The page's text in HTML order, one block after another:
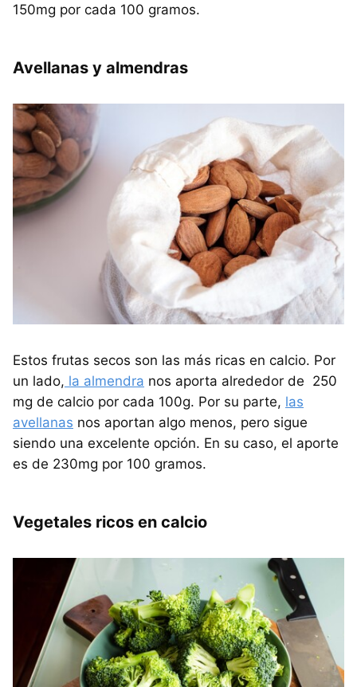
150mg por cada 100 gramos.
Avellanas y almendras
Estos frutas secos son las más ricas en calcio. Por
un lado, la almendra nos aporta alrededor de 250
mg de calcio por cada 100g. Por su parte, las
avellanas nos aportan algo menos, pero sigue
siendo una excelente opción. En su caso, el aporte
es de 230mg por 100 gramos.
Vegetales ricos en calcio